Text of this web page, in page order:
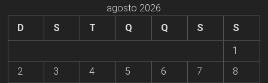
agosto 2026
D
S T Q Q S
S
1
2
3 4 5 6 7 8